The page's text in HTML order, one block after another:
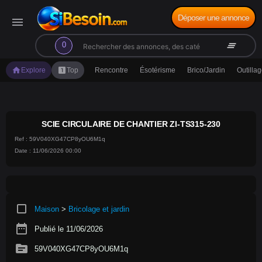
menu
0
search clear_all
Déposer une annonce
home Explore looks_oneTop Rencontre Ésotérisme Brico/Jardin
SCIE CIRCULAIRE DE CHANTIER ZI-TS315-230
Ref : 59V040XG47CP8yOU6M1q
Date : 11/06/2026 00:00
crop_square Maison > Bricolage et jardin
date_range Publié le 11/06/2026
source 59V040XG47CP8yOU6M1q